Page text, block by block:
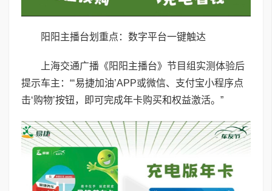
阳阳主播台划重点：数字平台一键触达
上海交通广播《阳阳主播台》节目组实测体验后
提示车主：“‘易捷加油’APP或微信、支付宝小程序点
击‘购物’按钮，即可完成年卡购买和权益激活。”